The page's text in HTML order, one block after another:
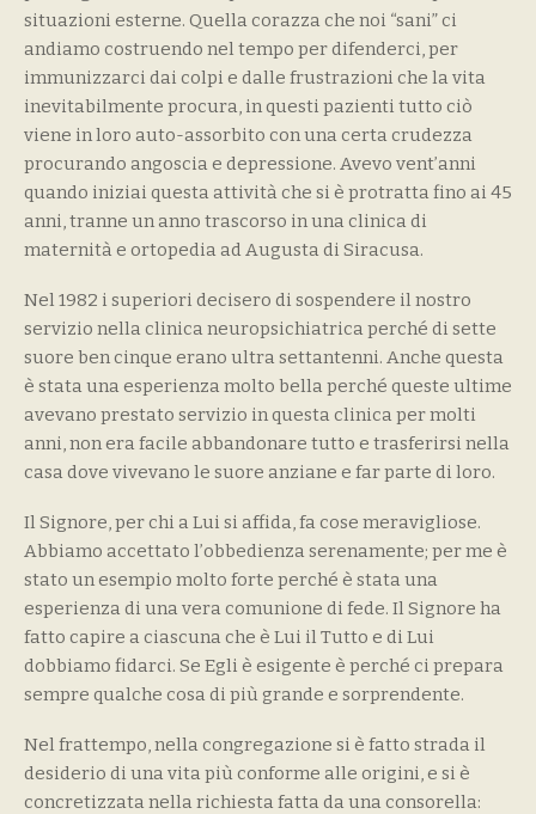
situazioni esterne. Quella corazza che noi “sani” ci
andiamo costruendo nel tempo per difenderci, per
immunizzarci dai colpi e dalle frustrazioni che la vita
inevitabilmente procura, in questi pazienti tutto ciò
viene in loro auto-assorbito con una certa crudezza
procurando angoscia e depressione. Avevo vent’anni
quando iniziai questa attività che si è protratta fino ai 45
anni, tranne un anno trascorso in una clinica di
maternità e ortopedia ad Augusta di Siracusa.
Nel 1982 i superiori decisero di sospendere il nostro
servizio nella clinica neuropsichiatrica perché di sette
suore ben cinque erano ultra settantenni. Anche questa
è stata una esperienza molto bella perché queste ultime
avevano prestato servizio in questa clinica per molti
anni, non era facile abbandonare tutto e trasferirsi nella
casa dove vivevano le suore anziane e far parte di loro.
Il Signore, per chi a Lui si affida, fa cose meravigliose.
Abbiamo accettato l’obbedienza serenamente; per me è
stato un esempio molto forte perché è stata una
esperienza di una vera comunione di fede. Il Signore ha
fatto capire a ciascuna che è Lui il Tutto e di Lui
dobbiamo fidarci. Se Egli è esigente è perché ci prepara
sempre qualche cosa di più grande e sorprendente.
Nel frattempo, nella congregazione si è fatto strada il
desiderio di una vita più conforme alle origini, e si è
concretizzata nella richiesta fatta da una consorella: